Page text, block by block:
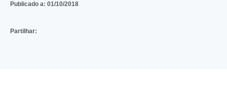
Publicado a: 01/10/2018
Partilhar: